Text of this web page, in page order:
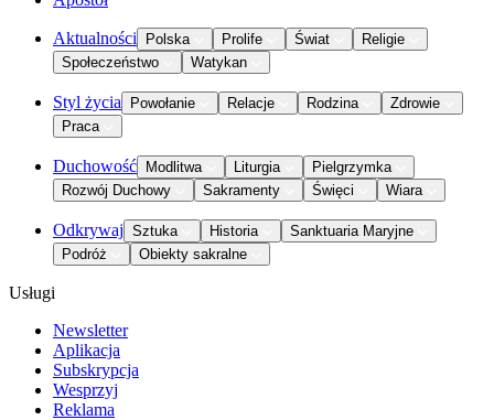
Aktualności Polska Prolife Świat
Religie
Społeczeństwo
Watykan
Styl życia Powołanie Relacje Rodzina
Zdrowie
Praca
Duchowość Modlitwa Liturgia
Pielgrzymka
Rozwój Duchowy
Sakramenty Święci Wiara
Odkrywaj Sztuka Historia
Sanktuaria Maryjne
Podróż
Obiekty sakralne
Usługi
Newsletter
Aplikacja
Subskrypcja
Wesprzyj
Reklama